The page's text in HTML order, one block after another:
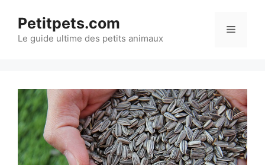
contenu
Petitpets.com
Le guide ultime des petits animaux
Menu